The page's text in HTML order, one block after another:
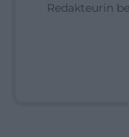
Redakteurin